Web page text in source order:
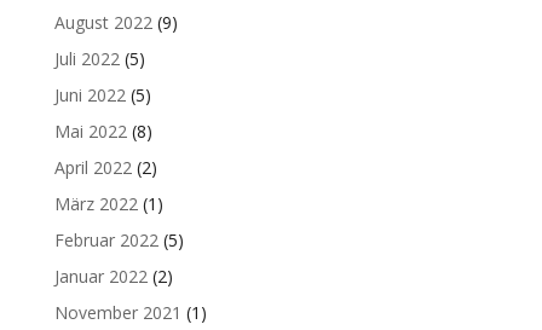
August 2022(9)
Juli 2022(5)
Juni 2022(5)
Mai 2022(8)
April 2022(2)
März 2022(1)
Februar 2022(5)
Januar 2022(2)
November 2021 (1)